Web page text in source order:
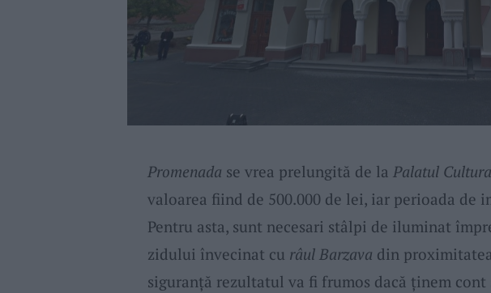
Promenada se vrea prelungită de la Palatul
valoarea fiind de 500.000 de lei, iar perioada de
Pentru asta, sunt necesari stâlpi de iluminat
zidului învecinat cu râul Barzava din
siguranță rezultatul va fi frumos dacă ținem